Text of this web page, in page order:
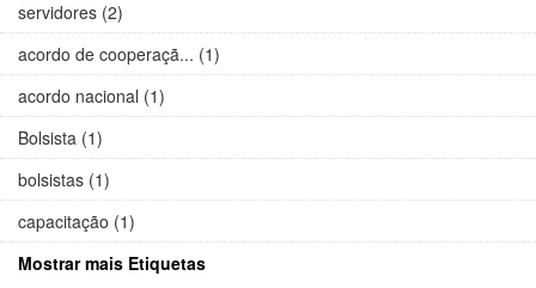
servidores (2)
acordo de cooperaçã... (1)
acordo nacional (1)
Bolsista (1)
bolsistas (1)
capacitação (1)
Mostrar mais Etiquetas